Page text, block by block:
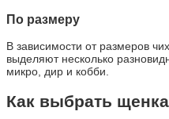
По размеру
В зависимости от размеров
выделяют несколько
микро, дир и кобби.
Как выбрать